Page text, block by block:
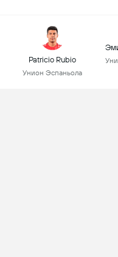
Patricio Rubio
Унион Эспаньола